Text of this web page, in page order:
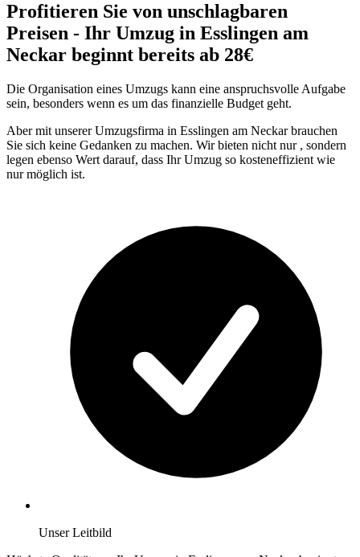
Profitieren Sie von unschlagbaren
Preisen - Ihr Umzug in Esslingen am
Neckar beginnt bereits ab 28€
Die Organisation eines Umzugs kann eine anspruchsvolle Aufgabe
sein, besonders wenn es um das finanzielle Budget geht.
Aber mit unserer Umzugsfirma in Esslingen am Neckar brauchen
Sie sich keine Gedanken zu machen. Wir bieten nicht nur , sondern
legen ebenso Wert darauf, dass Ihr Umzug so kosteneffizient wie
nur möglich ist.
Unser Leitbild